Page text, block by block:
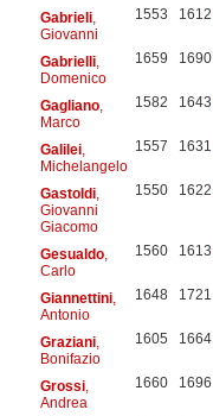
Gabrieli,
Giovanni
1553 1612
Gabrielli,
Domenico
1659 1690
Gagliano,
Marco
1582 1643
Galilei,
Michelangelo
1557 1631
Gastoldi,
Giovanni
Giacomo
1550 1622
Gesualdo,
Carlo
1560 1613
Giannettini,
Antonio
1648 1721
Graziani,
Bonifazio
1605 1664
Grossi,
Andrea
1660 1696